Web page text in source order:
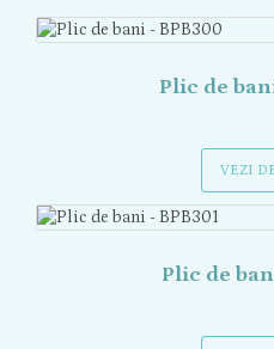
Plic de
VEZI
Plic de